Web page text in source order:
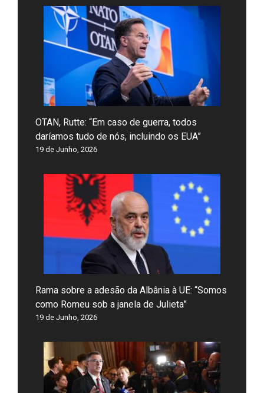
OTAN, Rutte: “Em caso de guerra, todos
daríamos tudo de nós, incluindo os EUA”
19 de Junho, 2026
Rama sobre a adesão da Albânia à UE: “Somos
como Romeu sob a janela de Julieta”
19 de Junho, 2026